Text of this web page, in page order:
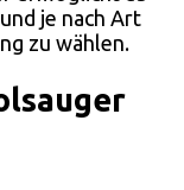
je nach Art
zu wählen.